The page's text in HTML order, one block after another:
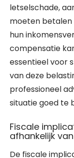
letselschade,
moeten betalen
hun
compensatie
essentieel voor
van deze
professioneel
situatie goed te
Fiscale
afhankelijk
De fiscale